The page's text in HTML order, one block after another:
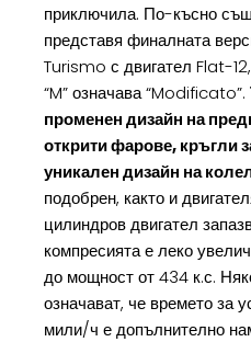
приключила. По-късно
представя финалната
Turismo с двигател Flat-
“M” означава “Modificato”.
променен дизайн на
открити фарове, кръгли
уникален дизайн на
подобрен, както и
цилиндров двигател
компресията е леко
до мощност от 434 к.с.
означават, че времето за
мили/ч е допълнително